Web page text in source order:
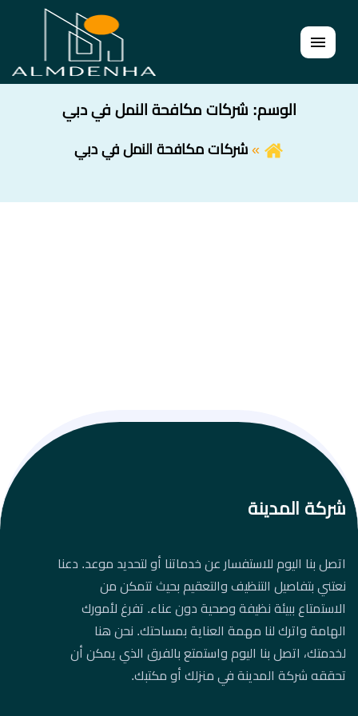
القائمة
الوسم: شركات مكافحة النمل في دبي
شركات مكافحة النمل في دبي
شركة المدينة
اتصل بنا اليوم للاستفسار عن خدماتنا أو لتحديد موعد. دعنا
نعتني بتفاصيل التنظيف والتعقيم بحيث تتمكن من
الاستمتاع ببيئة نظيفة وصحية دون عناء. تفرغ لأمورك
الهامة واترك لنا مهمة العناية بمساحتك. نحن هنا
لخدمتك، اتصل بنا اليوم واستمتع بالفرق الذي يمكن أن
تحققه شركة المدينة في منزلك أو مكتبك.